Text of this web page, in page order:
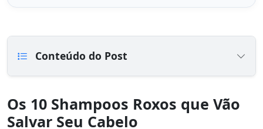
Conteúdo do Post
Os 10 Shampoos Roxos que Vão
Salvar Seu Cabelo